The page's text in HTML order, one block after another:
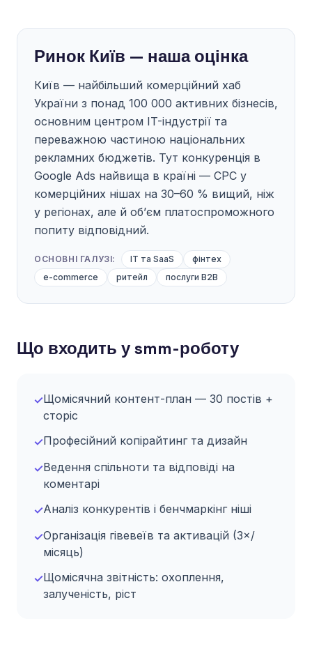
Ринок Київ — наша оцінка
Київ — найбільший комерційний хаб
України з понад 100 000 активних бізнесів,
основним центром IT-індустрії та
переважною частиною національних
рекламних бюджетів. Тут конкуренція в
Google Ads найвища в країні — CPC у
комерційних нішах на 30–60 % вищий, ніж
у регіонах, але й об’єм платоспроможного
попиту відповідний.
ОСНОВНІ ГАЛУЗІ: IT та SaaS
фінтех
e-commerce
ритейл послуги B2B
Що входить у smm-роботу
✓Щомісячний контент-план — 30 постів +
сторіс
✓Професійний копірайтинг та дизайн
✓Ведення спільноти та відповіді на
коментарі
✓Аналіз конкурентів і бенчмаркінг ніші
✓Організація гівевеїв та активацій (3×/
місяць)
✓Щомісячна звітність: охоплення,
залученість, ріст